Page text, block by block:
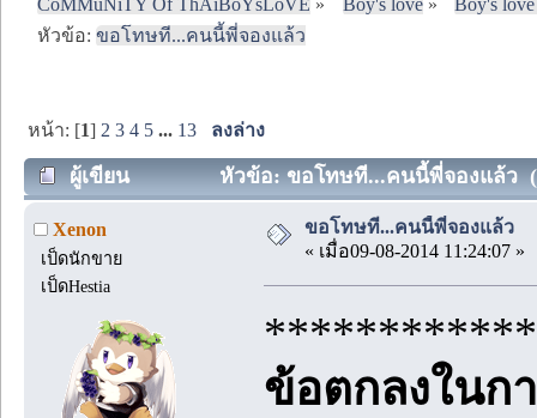
CoMMuNiTY Of ThAiBoYsLoVE » Boy's love»
Boy's
หัวข้อ:ขอโทษที...คนนี้พี่จองแล้ว
หน้า: [1] 2 3 4 5 ... 13 ลงล่าง
ผู้เขียน หัวข้อ: ขอโทษที...คนนี้พี่จองแล้ว (
Xenon
เป็ดนักขาย
เป็ดHestia
ขอโทษที...คนนี้พี่จองแล้ว
« เมื่อ09-08-2014 11:24:07 »
ข้อตกลงในก